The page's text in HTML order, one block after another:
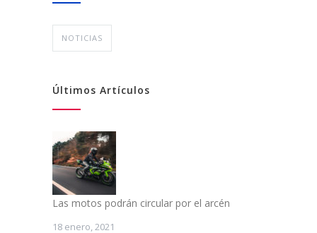
NOTICIAS
Últimos Artículos
Las motos podrán circular por el arcén
18 enero, 2021